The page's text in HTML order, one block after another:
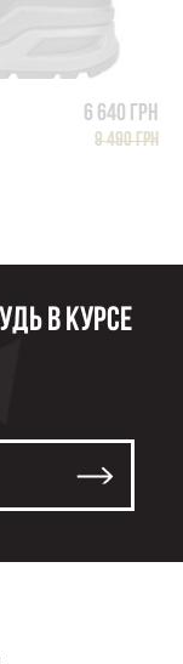
6 640 грн
9 490 грн
в курсе